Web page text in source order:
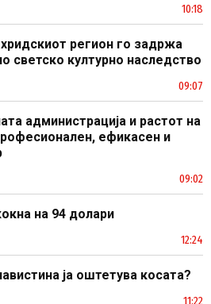
10:18
регион го задржа
светско културно наследство
09:07
администрација и растот на
ефикасен и
09:02
на 94 долари
12:24
ја оштетува косата?
11:22